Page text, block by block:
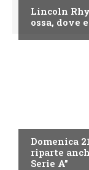
Lincoln
ossa, dove
Domenica
riparte
Serie A”